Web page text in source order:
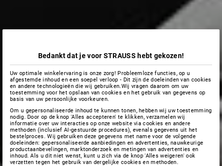
Bedankt dat je voor STRAUSS hebt gekozen!
Uw optimale winkelervaring is onze zorg! Probleemloze functies, op u
afgestemde inhoud en een soepel verloop - Dit zijn de doeleinden van cookies
en andere technologieën die wij gebruiken.Wij vragen daarom om uw
toestemming voor het opslaan van cookies en het gebruik van gegevens op
basis van uw persoonlijke voorkeuren.
Om u gepersonaliseerde inhoud te kunnen tonen, hebben wij uw toestemming
nodig. Door op de knop 'Alles accepteren' te klikken, verzamelen wij
informatie over uw interacties op onze website via cookies en andere
methoden (inclusief AI-gestuurde procedures), evenals gegevens uit het
bestelproces. Wij gebruiken deze gegevens met name voor de volgende
doeleinden: gepersonaliseerde aanbiedingen en advertenties, nauwkeurige
productaanbevelingen, marktonderzoek en metingen van advertenties en
inhoud. Als u dit niet wenst, kunt u zich via de knop 'Alles weigeren' ook
verzetten tegen het gebruik van dergelijke cookies en methoden.